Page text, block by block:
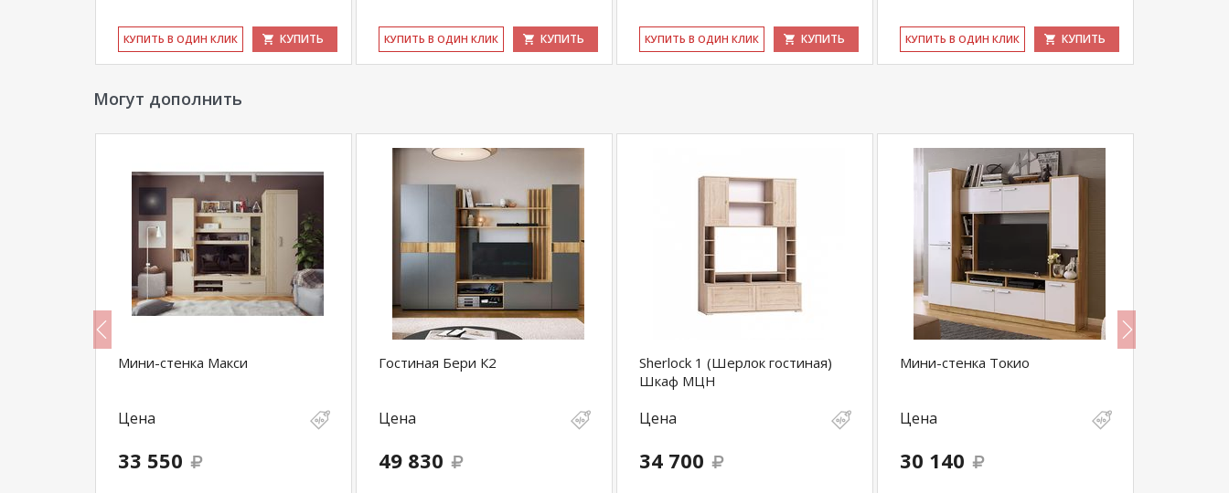
КУ­ПИТЬ В ОДИН КЛИК КУПИТЬ КУ­ПИТЬ В ОДИН КЛИК КУПИТЬ КУ­ПИТЬ В ОДИН КЛИК КУПИТЬ КУ­ПИТЬ В ОДИН КЛИК КУПИТЬ
Могут дополнить
Мини-стенка Макси
Цена
33 550
Гостиная Бери К2
Цена
49 830
Sherlock 1 (Шерлок гостиная)
Шкаф МЦН
Цена
34 700
Мини-стенка Токио
Цена
30 140